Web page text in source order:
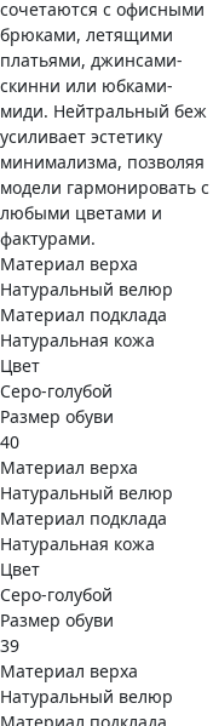
сочетаются с офисными
брюками, летящими
платьями, джинсами-
скинни или юбками-
миди. Нейтральный беж
усиливает эстетику
минимализма, позволяя
модели гармонировать с
любыми цветами и
фактурами.
Материал верха
Натуральный велюр
Материал подклада
Натуральная кожа
Цвет
Серо-голубой
Размер обуви
40
Материал верха
Натуральный велюр
Материал подклада
Натуральная кожа
Цвет
Серо-голубой
Размер обуви
39
Материал верха
Натуральный велюр